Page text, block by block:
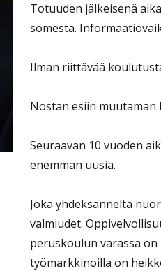
Totuuden jälkeisenä
somesta.
Ilman riittävää
Nostan esiin muutaman
Seuraavan 10 vuoden
enemmän uusia.
Joka yhdeksänneltä
valmiudet.
peruskoulun varassa
työmarkkinoilla on